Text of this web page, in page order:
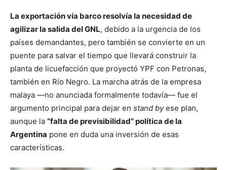
La exportación vía barco resolvía la necesidad de
agilizar la salida del GNL, debido a la urgencia de los
países demandantes, pero también se convierte en un
puente para salvar el tiempo que llevará construir la
planta de licuefacción que proyectó YPF con Petronas,
también en Río Negro. La marcha atrás de la empresa
malaya —no anunciada formalmente todavía— fue el
argumento principal para dejar en stand byese plan,
aunque la “falta de previsibilidad” política de la
Argentina pone en duda una inversión de esas
características.